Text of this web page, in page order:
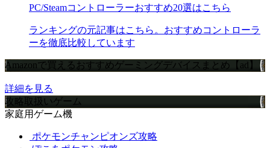
PC/Steamコントローラーおすすめ20選はこちら
ランキングの元記事はこちら。おすすめコントローラ
ーを徹底比較しています
Amazonで買えるおすすめゲーミングデバイスまとめ【ad】
詳細を見る
攻略取扱いゲーム
家庭用ゲーム機
ポケモンチャンピオンズ攻略